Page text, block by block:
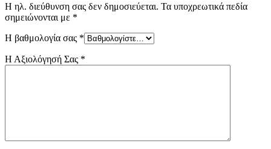
Η ηλ. διεύθυνση σας δεν δημοσιεύεται. Τα υποχρεωτικά πεδία
σημειώνονται με *
Η βαθμολογία σας *
Η Αξιολόγησή Σας *